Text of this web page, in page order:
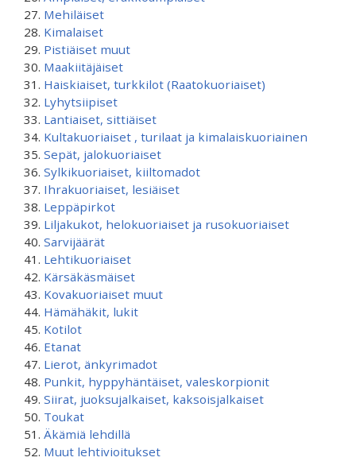
Mehiläiset
Kimalaiset
Pistiäiset muut
Maakiitäjäiset
Haiskiaiset, turkkilot (Raatokuoriaiset)
Lyhytsiipiset
Lantiaiset, sittiäiset
Kultakuoriaiset , turilaat ja kimalaiskuoriainen
Sepät, jalokuoriaiset
Sylkikuoriaiset, kiiltomadot
Ihrakuoriaiset, lesiäiset
Leppäpirkot
Liljakukot, helokuoriaiset ja rusokuoriaiset
Sarvijäärät
Lehtikuoriaiset
Kärsäkäsmäiset
Kovakuoriaiset muut
Hämähäkit, lukit
Kotilot
Etanat
Lierot, änkyrimadot
Punkit, hyppyhäntäiset, valeskorpionit
Siirat, juoksujalkaiset, kaksoisjalkaiset
Toukat
Äkämiä lehdillä
Muut lehtivioitukset